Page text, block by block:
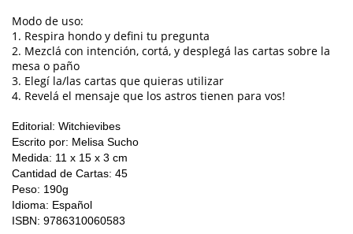
Modo de uso:
1. Respira hondo y defini tu pregunta
2. Mezclá con intención, cortá, y desplegá las cartas sobre la
mesa o paño
3. Elegí la/las cartas que quieras utilizar
4. Revelá el mensaje que los astros tienen para vos!
Editorial: Witchievibes
Escrito por: Melisa Sucho
Medida: 11 x 15 x 3 cm
Cantidad de Cartas: 45
Peso: 190g
Idioma: Español
ISBN: 9786310060583